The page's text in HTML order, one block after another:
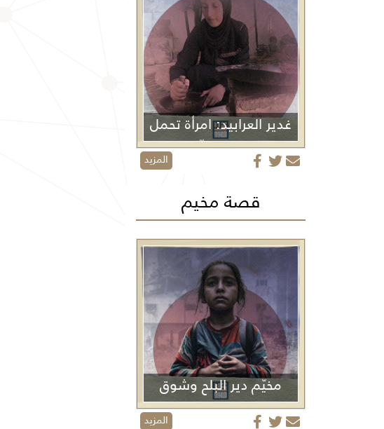
غدير العرابيد: امرأة تحمل
غزة في كفّيها
المزيد
قصة مخيم
مخيّم دير البلح وشوق
الأولاد
المزيد